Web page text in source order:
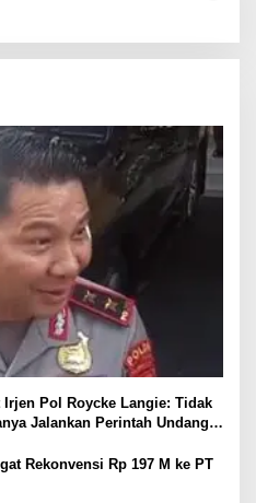
Pol Roycke Langie: Tidak
Jalankan Perintah Undang-
Rekonvensi Rp 197 M ke PT